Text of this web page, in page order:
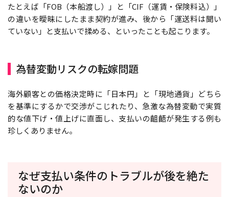
たとえば「FOB（本船渡し）」と「CIF（運賃・保険料込）」
の違いを曖昧にしたまま契約が進み、後から「運送料は聞い
ていない」と支払いで揉める、といったことも起こります。
為替変動リスクの転嫁問題
海外顧客との価格決定時に「日本円」と「現地通貨」どちら
を基準にするかで交渉がこじれたり、急激な為替変動で実質
的な値下げ・値上げに直面し、支払いの齟齬が発生する例も
珍しくありません。
なぜ支払い条件のトラブルが後を絶た
ないのか